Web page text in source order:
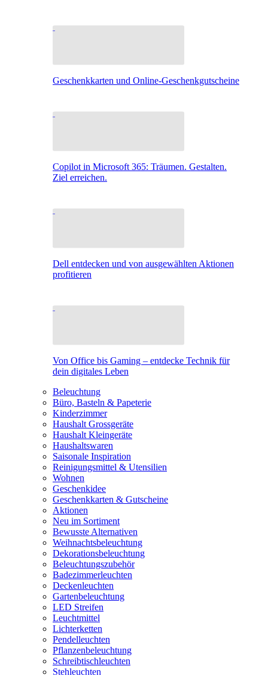
Geschenkkarten und Online-Geschenkgutscheine
Copilot in Microsoft 365: Träumen. Gestalten.
Ziel erreichen.
Dell entdecken und von ausgewählten Aktionen
profitieren
Von Office bis Gaming – entdecke Technik für
dein digitales Leben
Beleuchtung
Büro, Basteln & Papeterie
Kinderzimmer
Haushalt Grossgeräte
Haushalt Kleingeräte
Haushaltswaren
Saisonale Inspiration
Reinigungsmittel & Utensilien
Wohnen
Geschenkidee
Geschenkkarten & Gutscheine
Aktionen
Neu im Sortiment
Bewusste Alternativen
Weihnachtsbeleuchtung
Dekorationsbeleuchtung
Beleuchtungszubehör
Badezimmerleuchten
Deckenleuchten
Gartenbeleuchtung
LED Streifen
Leuchtmittel
Lichterketten
Pendelleuchten
Pflanzenbeleuchtung
Schreibtischleuchten
Stehleuchten